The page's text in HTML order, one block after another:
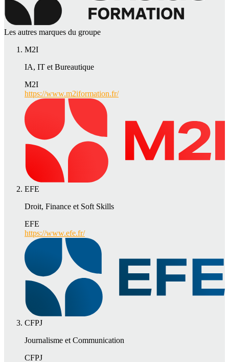
Les autres marques du groupe
M2I
IA, IT et Bureautique
M2I
https://www.m2iformation.fr/
EFE
Droit, Finance et Soft Skills
EFE
https://www.efe.fr/
CFPJ
Journalisme et Communication
CFPJ